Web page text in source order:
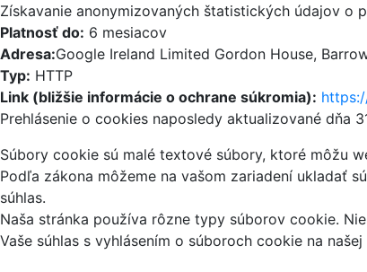
Získavanie anonymizovaných štatistických údajov o
Platnosť do: 6 mesiacov
Adresa:Google Ireland Limited Gordon House,
Typ: HTTP
Link (bližšie informácie o ochrane súkromia):
Prehlásenie o cookies naposledy aktualizované dňa
Súbory cookie sú malé textové súbory, ktoré môžu
Podľa zákona môžeme na vašom zariadení ukladať
súhlas.
Naša stránka používa rôzne typy súborov cookie.
Vaše súhlas s vyhlásením o súboroch cookie na